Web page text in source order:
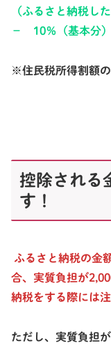
（ふるさと納税
－ 10％（基本分
※住民税所得割額の
控除される
す！
ふるさと納税の金
合、実質負担が
納税をする際には注
ただし、実質負担